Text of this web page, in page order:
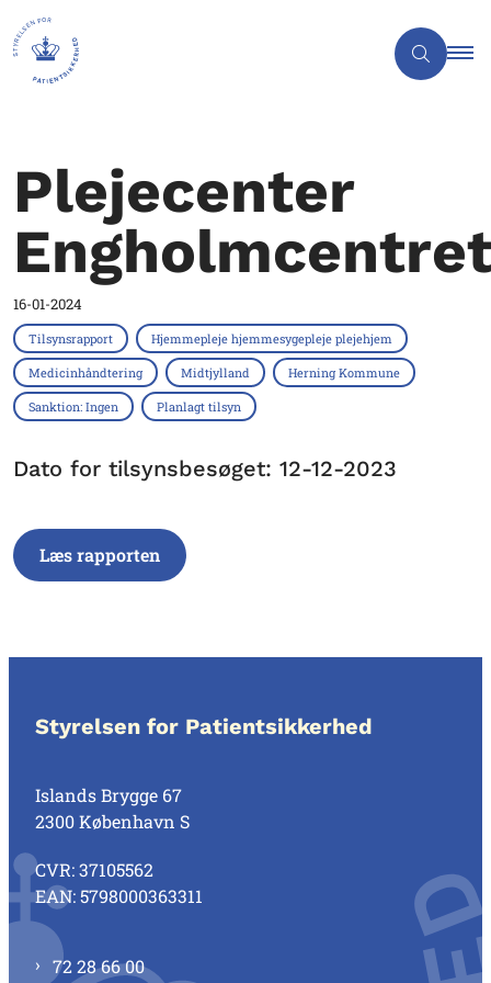
Plejecenter
16-01-2024
Tilsynsrapport Hjemmepleje hjemmesygepleje plejehjem
Medicinhåndtering Midtjylland Herning Kommune
Sanktion: Ingen Planlagt tilsyn
Dato for tilsynsbesøget: 12-12-2023
Læs rapporten
Styrelsen for Patientsikkerhed
Islands Brygge 67
2300 København S
CVR: 37105562
EAN: 5798000363311
72 28 66 00